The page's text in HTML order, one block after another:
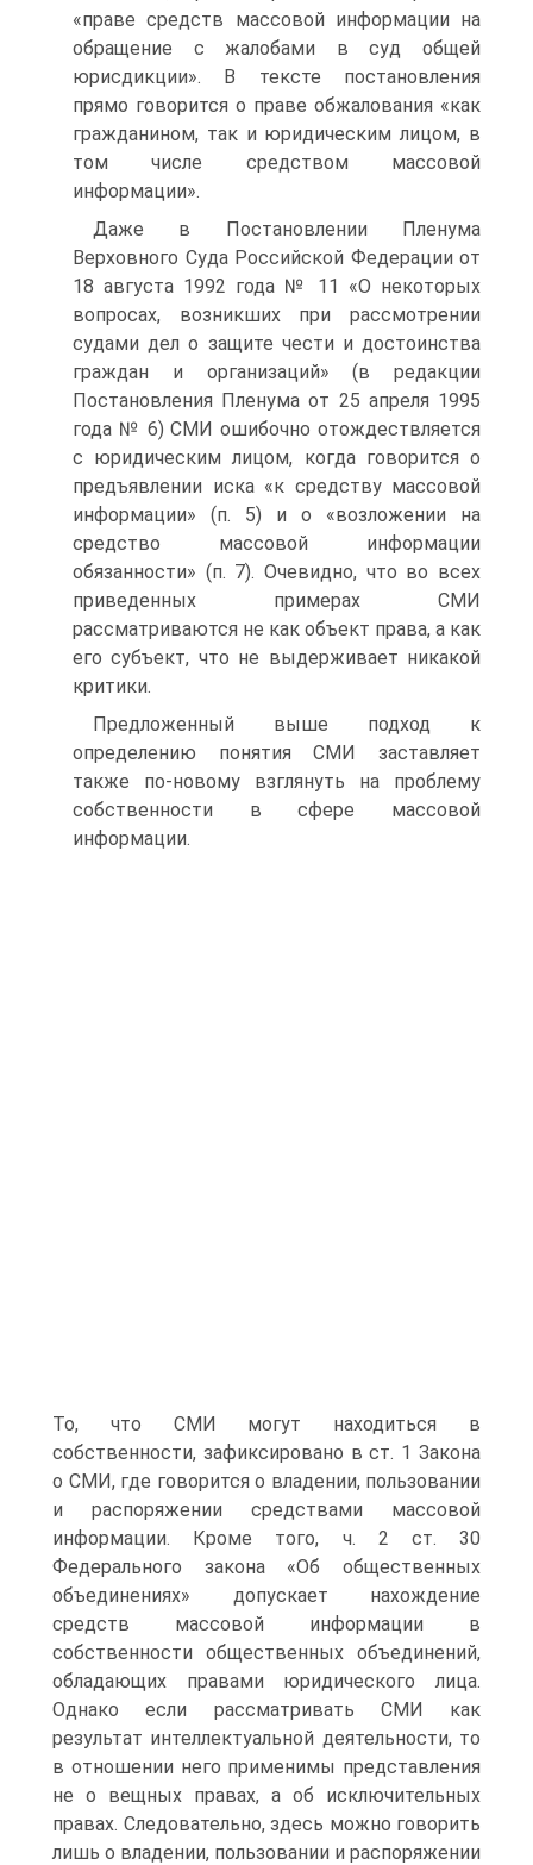
«праве средств массовой информации на
обращение с жалобами в суд общей
юрисдикции». В тексте постановления
прямо говорится о праве обжалования «как
гражданином, так и юридическим лицом, в
том числе средством массовой
информации».
Даже в Постановлении Пленума
Верховного Суда Рос­сийской Федерации от
18 августа 1992 года № 11 «О неко­торых
вопросах, возникших при рассмотрении
судами дел о защите чести и достоинства
граждан и организаций» (в редакции
Постановления Пленума от 25 апреля 1995
года № 6) СМИ ошибочно отождествляется
с юридическим ли­цом, когда говорится о
предъявлении иска «к средству массовой
информации» (п. 5) и о «возложении на
средство массовой информации
обязанности» (п. 7). Очевидно, что во всех
приведенных примерах СМИ
рассматриваются не как объект права, а как
его субъект, что не выдерживает никакой
критики.
Предложенный выше подход к
определению понятия СМИ заставляет
также по-новому взглянуть на проблему
собственности в сфере массовой
информации.
То, что СМИ могут находиться в
собственности, зафиксировано в ст. 1 Закона
о СМИ, где говорится о владении, пользовании
и распоряжении средствами массовой
информации. Кроме того, ч. 2 ст. 30
Федерального закона «Об общественных
объединениях» допускает нахождение
средств массовой информации в
собственности общественных объединений,
обладающих правами юридического лица.
Однако если рассматривать СМИ как
результат интеллектуальной дея­тельности, то
в отношении него применимы представления
не о вещных правах, а об исключительных
правах. Следо­вательно, здесь можно говорить
лишь о владении, пользо­вании и распоряжении